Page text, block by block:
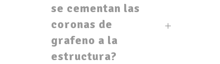
se cementan las
coronas de
grafeno a la
estructura?